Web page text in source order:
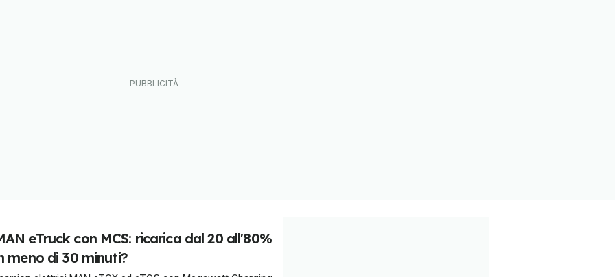
eTruck con MCS: ricarica dal 20 all'80%
meno di 30 minuti?